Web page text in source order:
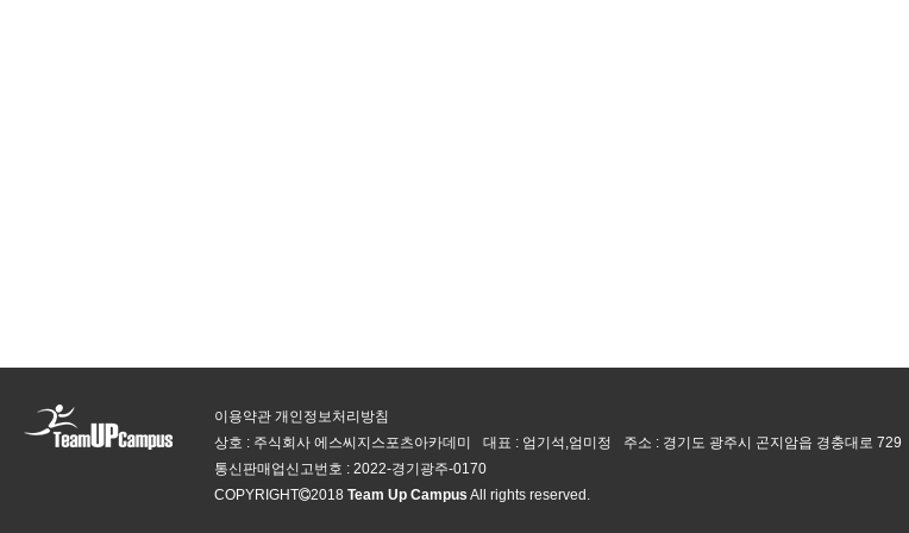
이용약관 개인정보처리방침
상호 : 주식회사 에스씨지스포츠아카데미
대표 : 엄기석,엄미정 주소 : 경기도 광주시 곤지암읍 경충대로 729
통신판매업신고번호 : 2022-경기광주-0170
COPYRIGHT
2018 Team Up Campus All rights reserved.